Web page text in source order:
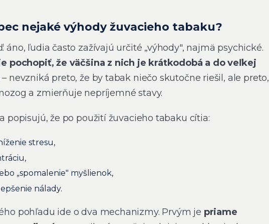
nejaké výhody žuvacieho tabaku?
áno, ľudia často zažívajú určité „výhody", najmä psychické.
pochopiť, že väčšina z nich je krátkodobá a do veľkej
– nevzniká preto, že by tabak niečo skutočne riešil, ale preto,
a zmierňuje nepríjemné stavy.
popisujú, že po použití žuvacieho tabaku cítia:
stresu,
„spomalenie" myšlienok,
nálady.
pohľadu ide o dva mechanizmy. Prvým je priame